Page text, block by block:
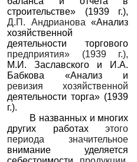
строительстве» (1939 г.),
Д.П. Андрианова«Анализ
хозяйственной
деятельности торгового
предприятия» (1939 г.),
М.И. Заславского и И.А.
Бабкова «Анализ и
ревизия хозяйственной
деятельности торга» (1939
г.).
В названных и многих
других работахэтого
периода значительное
внимание уделяется